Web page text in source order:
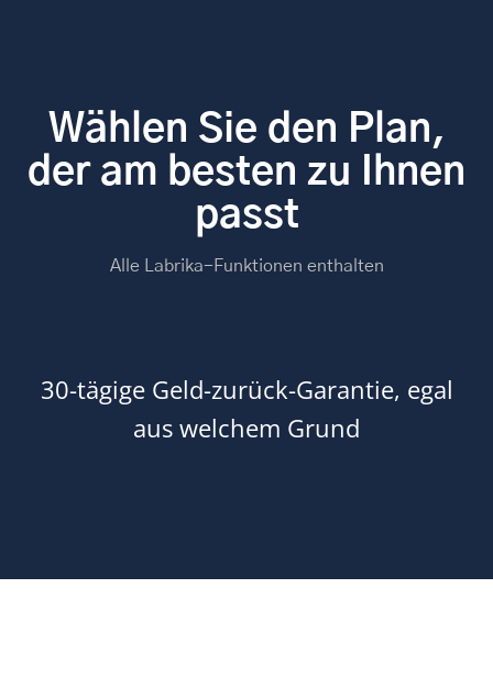
Wählen Sie den Plan,
der am besten zu Ihnen
passt
Alle Labrika-Funktionen enthalten
30-tägige Geld-zurück-Garantie, egal
aus welchem Grund